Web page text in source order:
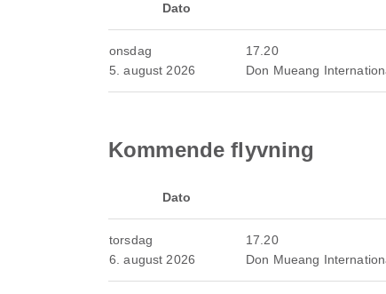
Dato
onsdag
5. august 2026
17.20
Don Mueang
Kommende flyvning
Dato
torsdag
6. august 2026
17.20
Don Mueang